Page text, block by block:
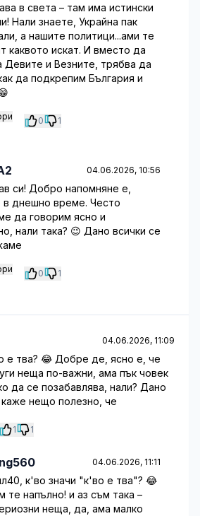
в света – там има истински
Нали знаете, Украйна пак
а нашите политици...ами те
каквото искат. И вместо да
Девите и Везните, трябва да
да подкрепим България и
0 1
04.06.2026, 10:56
си! Добро напомняне е,
в днешно време. Често
да говорим ясно и
нали така? 😉 Дано всички се
0 1
04.06.2026, 11:09
е тва? 😂 Добре де, ясно е, че
неща по-важни, ама пък човек
да се позабавлява, нали? Дано
нещо полезно, че
1 1
04.06.2026, 11:11
к'во значи "к'во е тва"? 😂
те напълно! и аз съм така –
неща, да, ама малко